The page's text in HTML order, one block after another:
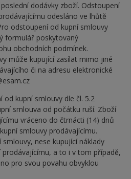
dodávky zboží. Odstoupení
odesláno ve lhůtě
odstoupení od kupní smlouvy
formulář poskytovaný
obchodních podmínek.
může kupující zasílat mimo jiné
či na adresu elektronické
kupní smlouvy dle čl. 5.2
smlouva od počátku ruší. Zboží
vráceno do čtrnácti (14) dnů
smlouvy prodávajícímu.
nese kupující náklady
a to i v tom případě,
pro svou povahu obvyklou